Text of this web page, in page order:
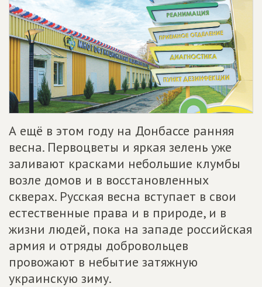
А ещё в этом году на Донбассе ранняя
весна. Первоцветы и яркая зелень уже
заливают красками небольшие клумбы
возле домов и в восстановленных
скверах. Русская весна вступает в свои
естественные права и в природе, и в
жизни людей, пока на западе российская
армия и отряды добровольцев
провожают в небытие затяжную
украинскую зиму.